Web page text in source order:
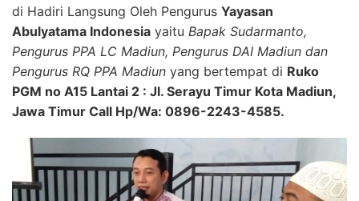
di Hadiri Langsung Oleh Pengurus Yayasan
Abulyatama Indonesia yaitu Bapak Sudarmanto,
Pengurus PPA LC Madiun, Pengurus DAI Madiun dan
Pengurus RQ PPA Madiun yang bertempat di Ruko
PGM no A15 Lantai 2 : Jl. Serayu Timur Kota Madiun,
Jawa Timur Call Hp/Wa: 0896-2243-4585.